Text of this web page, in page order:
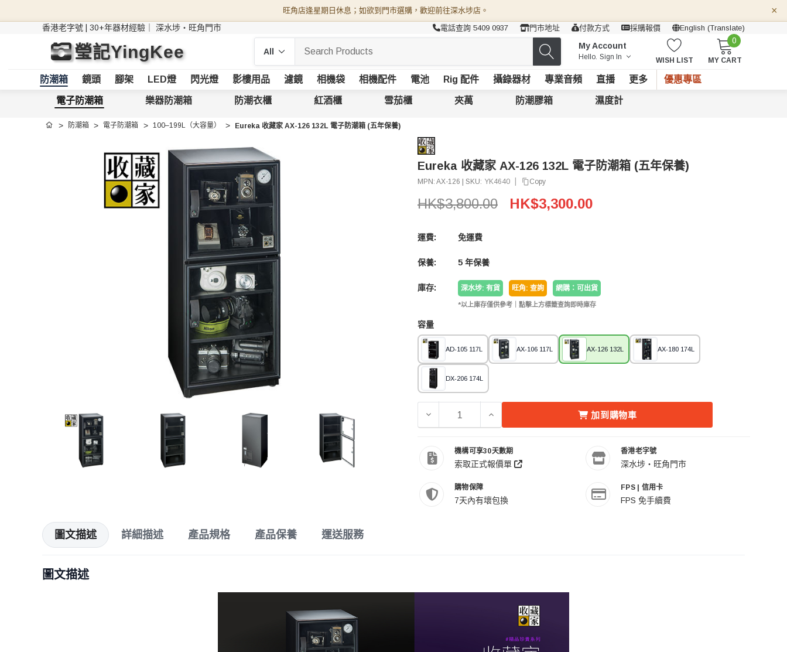
旺角店逢星期日休息；如欲到門市選購，歡迎前往深水埗店。 ×
香港老字號 | 30+年器材經驗｜ 深水埗・旺角門市 電話查詢 5409 0937 門市地址 付款方式 採購報價 English (Translate)
瑩記YingKee My Account
Hello. Sign In WISH LIST
0
MY CART
防潮箱 鏡頭 腳架 LED燈 閃光燈 影樓用品 濾鏡 相機袋 相機配件 電池 Rig 配件 攝錄器材 專業音頻 直播 更多 優惠專區
電子防潮箱 樂器防潮箱 防潮衣櫃 紅酒櫃 雪茄櫃 夾萬 防潮膠箱 濕度計
首頁 防潮箱 電子防潮箱 100–199L（大容量） Eureka 收藏家 AX-126 132L 電子防潮箱 (五年保養)
Eureka 收藏家 AX-126 132L 電子防潮箱 (五年保養)
MPN: AX-126 SKU: YK4640 Copy
HK$3,800.00 HK$3,300.00
運費: 免運費
保養: 5 年保養
庫存: 深水埗: 有貨 旺角: 查詢 網購：可出貨
*以上庫存僅供參考｜點擊上方標籤查詢即時庫存
容量
AD-105 117L AX-106 117L AX-126 132L AX-180 174L
DX-206 174L
減少 EUREKA 收藏家 AX-126 132L 電子防潮箱 (五年保養) 的數量
增加 EUREKA 收藏家 AX-126 132L 電子防潮箱 (五年保養) 的數量
加到購物車
機構可享30天數期
索取正式報價單
香港老字號
深水埗・旺角門市
購物保障
7天內有壞包換
FPS | 信用卡
FPS 免手續費
圖文描述 詳細描述 產品規格 產品保養 運送服務
圖文描述